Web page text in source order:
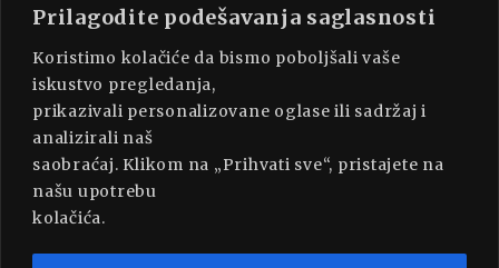
Prilagodite podešavanja saglasnosti
Koristimo kolačiće da bismo poboljšali vaše
iskustvo pregledanja,
prikazivali personalizovane oglase ili sadržaj i
analizirali naš
saobraćaj. Klikom na „Prihvati sve“, pristajete na
našu upotrebu
kolačića.
TURIZAM
UNCATEGORIZED
URADI SAM
UREĐENJE DOMA
ZDRAVLJE